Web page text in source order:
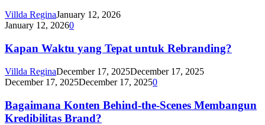
Villda ReginaJanuary 12, 2026
January 12, 20260
Kapan Waktu yang Tepat untuk Rebranding?
Villda ReginaDecember 17, 2025December 17, 2025
December 17, 2025December 17, 20250
Bagaimana Konten Behind-the-Scenes Membangun
Kredibilitas Brand?